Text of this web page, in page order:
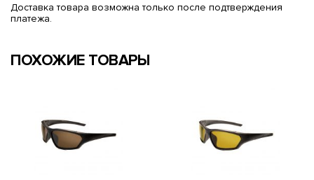
Доставка товара возможна только после подтверждения
платежа.
ПОХОЖИЕ ТОВАРЫ